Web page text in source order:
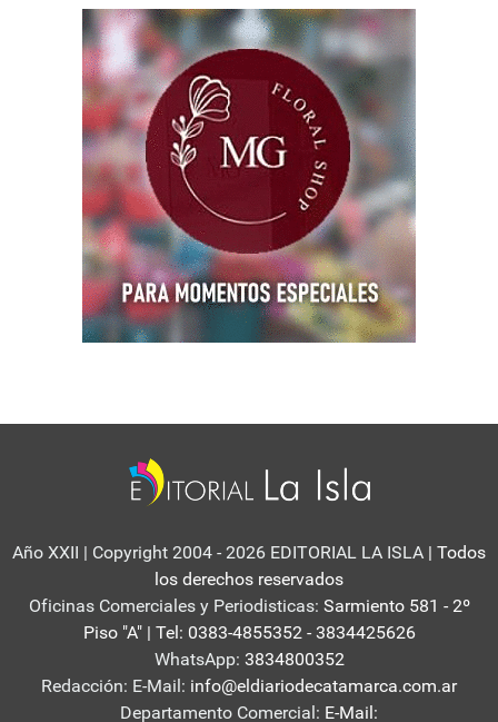
Año XXII | Copyright 2004 - 2026 EDITORIAL LA ISLA | Todos
los derechos reservados
Oficinas Comerciales y Periodisticas: Sarmiento 581 - 2º
Piso "A" | Tel: 0383-4855352 - 3834425626
WhatsApp: 3834800352
Redacción: E-Mail: info@eldiariodecatamarca.com.ar
Departamento Comercial: E-Mail: